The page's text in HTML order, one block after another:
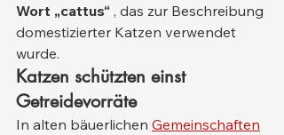
Wort „cattus“ , das zur Beschreibung
domestizierter Katzen verwendet
wurde.
Katzen schützten einst
Getreidevorräte
In alten bäuerlichen Gemeinschaften